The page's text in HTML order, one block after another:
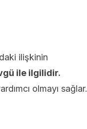
ilişkinin
ile ilgilidir.
olmayı sağlar.